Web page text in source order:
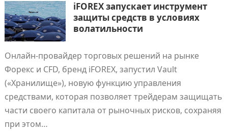
iFOREX запускает инструмент
защиты средств в условиях
волатильности
Онлайн-провайдер торговых решений на рынке
Форекс и CFD, бренд iFOREX, запустил Vault
(«Хранилище»), новую функцию управления
средствами, которая позволяет трейдерам защищать
части своего капитала от рыночных рисков, сохраняя
при этом…